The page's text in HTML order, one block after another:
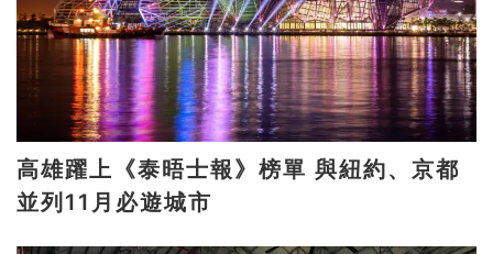
高雄躍上《泰晤士報》榜單 與紐約、京都
並列11月必遊城市